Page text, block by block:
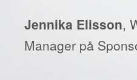
Jennika Elisson,
Manager på